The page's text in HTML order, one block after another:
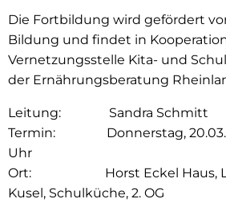
Die Fortbildung wird gefördert
Bildung und findet in
Vernetzungsstelle Kita- und
der Ernährungsberatung
Leitung: Sandra Schmitt
Termin: Donnerstag,
Uhr
Ort: Horst Eckel Haus,
Kusel, Schulküche, 2. OG